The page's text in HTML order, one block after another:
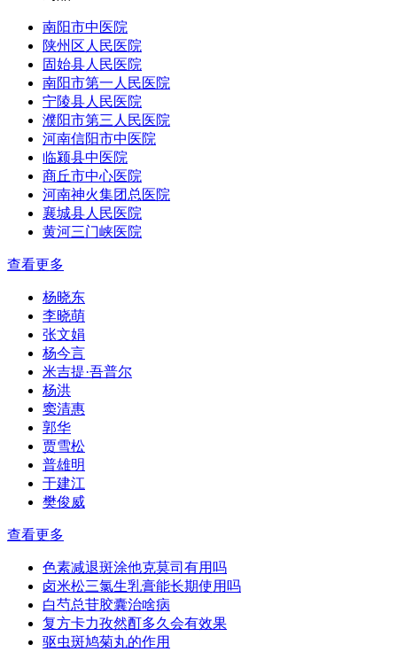
南阳市中医院
陕州区人民医院
固始县人民医院
南阳市第一人民医院
宁陵县人民医院
濮阳市第三人民医院
河南信阳市中医院
临颍县中医院
商丘市中心医院
河南神火集团总医院
襄城县人民医院
黄河三门峡医院
查看更多
杨晓东
李晓萌
张文娟
杨今言
米吉提·吾普尔
杨洪
窦清惠
郭华
贾雪松
普雄明
于建江
樊俊威
查看更多
色素减退斑涂他克莫司有用吗
卤米松三氯生乳膏能长期使用吗
白芍总苷胶囊治啥病
复方卡力孜然酊多久会有效果
驱虫斑鸠菊丸的作用